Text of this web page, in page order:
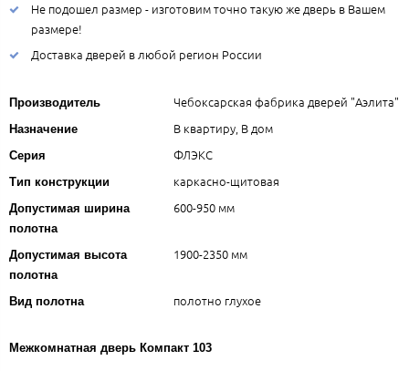
Не подошел размер - изготовим точно такую же дверь в Вашем
размере!
Доставка дверей в любой регион России
Производитель Чебоксарская фабрика дверей "Аэлита"
Назначение В квартиру, В дом
Серия ФЛЭКС
Тип конструкции каркасно-щитовая
Допустимая ширина
полотна
600-950 мм
Допустимая высота
полотна
1900-2350 мм
Вид полотна полотно глухое
Межкомнатная дверь Компакт 103